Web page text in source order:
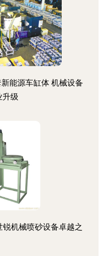
能源车缸体 机械设备
升级
机械喷砂设备卓越之